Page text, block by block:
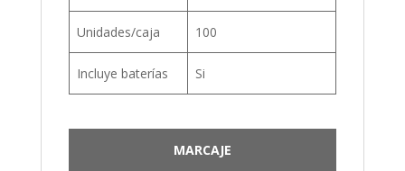
Unidades/caja 100
Incluye baterías Si
MARCAJE